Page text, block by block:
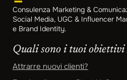
Consulenza Marketing &
Social Media, UGC & Influencer
e Brand Identity.
Quali sono i tuoi
Attrarre nuovi clienti?